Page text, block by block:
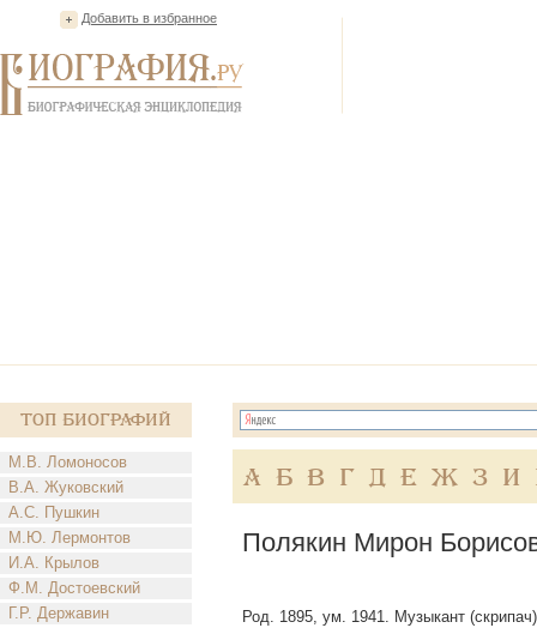
Добавить в избранное
Топ Биографий
М.В. Ломоносов
В.А. Жуковский
А.С. Пушкин
М.Ю. Лермонтов
И.А. Крылов
Ф.М. Достоевский
Г.Р. Державин
А Б В Г Д Е Ж З И
Полякин Мирон
Род. 1895, ум. 1941. Музыкант